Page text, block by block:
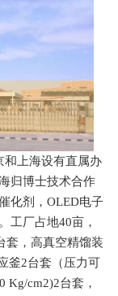
和上海设有直属办
归博士技术合作
化剂，OLED电子
工厂占地40亩，
套，高真空精馏装
釜2台套（压力可
Kg/cm2)2台套，